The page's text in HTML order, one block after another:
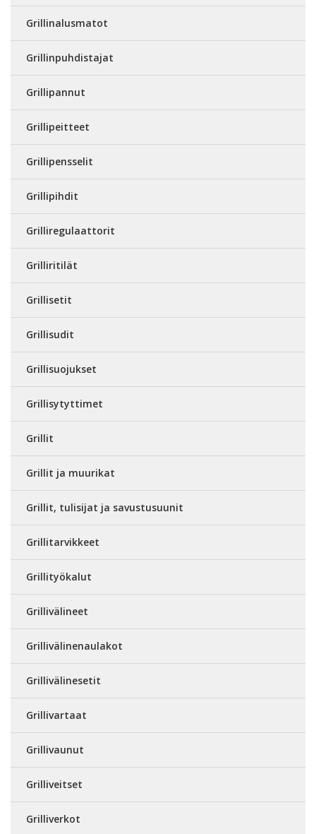
Grillinalusmatot
Grillinpuhdistajat
Grillipannut
Grillipeitteet
Grillipensselit
Grillipihdit
Grilliregulaattorit
Grilliritilät
Grillisetit
Grillisudit
Grillisuojukset
Grillisytyttimet
Grillit
Grillit ja muurikat
Grillit, tulisijat ja savustusuunit
Grillitarvikkeet
Grillityökalut
Grillivälineet
Grillivälinenaulakot
Grillivälinesetit
Grillivartaat
Grillivaunut
Grilliveitset
Grilliverkot